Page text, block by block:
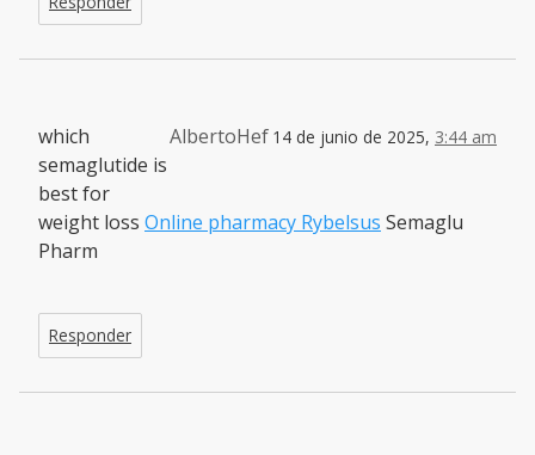
AlbertoHef 14 de junio de 2025, 3:44 am
which
semaglutide is
best for
weight loss Online pharmacy Rybelsus Semaglu
Pharm
Responder